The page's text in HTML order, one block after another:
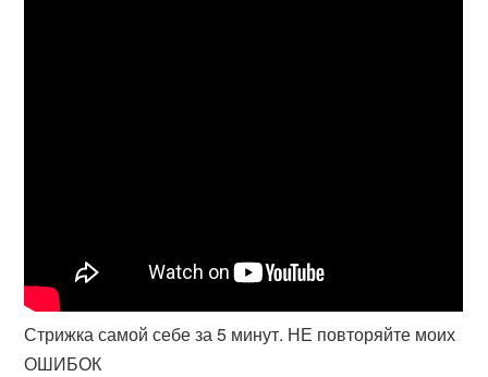
Стрижка самой себе за 5 минут. НЕ повторяйте моих
ОШИБОК